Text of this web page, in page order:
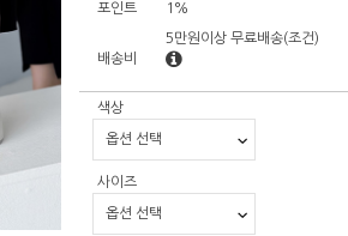
포인트 1%
배송비
5만원이상 무료배송(조건)
색상
사이즈